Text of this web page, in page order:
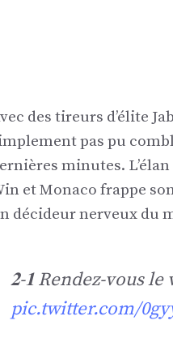
des tireurs d’élite
pas pu
minutes.
et Monaco frappe
décideur nerveux du
𝟐-𝟏 Rendez-vous
pic.twitter.com/